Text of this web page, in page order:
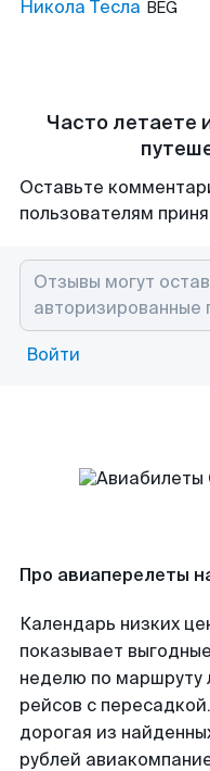
Никола Тесла BEG
Часто летаете
Оставьте
пользователям
Войти
Про авиаперелеты
Календарь низких
показывает
неделю по маршруту
рейсов с
дорогая из
рублей